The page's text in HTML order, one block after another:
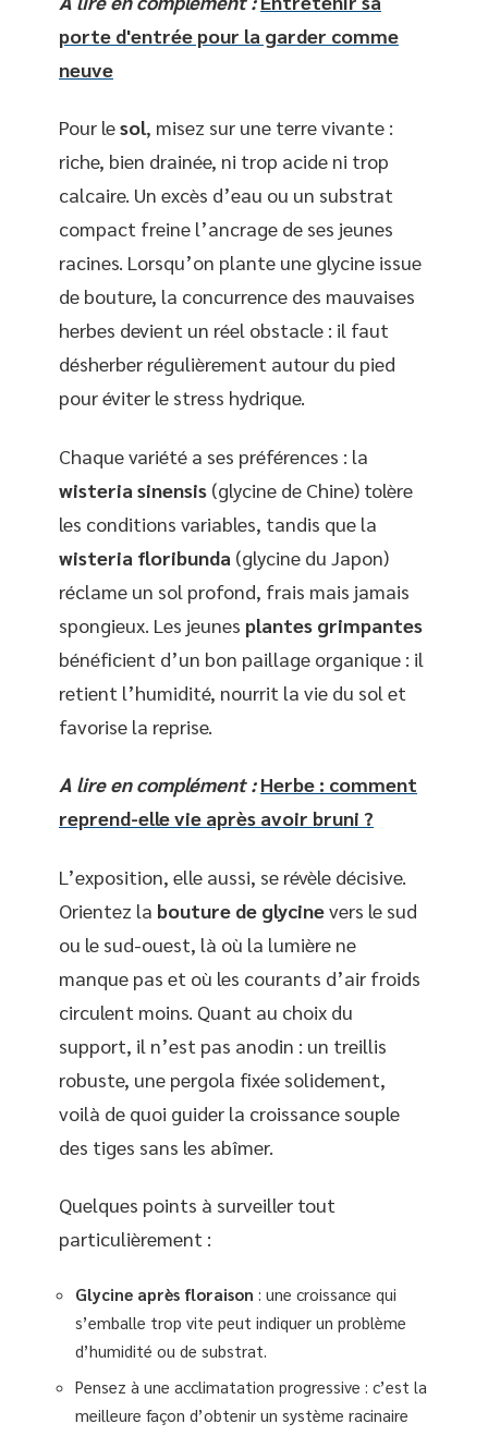
porte d'entrée pour la garder comme
neuve
Pour lesol, misez sur une terre vivante :
riche, bien drainée, ni trop acide ni trop
calcaire. Un excès d’eau ou un substrat
compact freine l’ancrage de ses jeunes
racines. Lorsqu’on plante une glycine issue
de bouture, la concurrence des mauvaises
herbes devient un réel obstacle : il faut
désherber régulièrement autour du pied
pour éviter le stress hydrique.
Chaque variété a ses préférences : la
wisteria sinensis (glycine de Chine) tolère
les conditions variables, tandis que la
wisteria floribunda (glycine du Japon)
réclame un sol profond, frais mais jamais
spongieux. Les jeunes plantes grimpantes
bénéficient d’un bon paillage organique : il
retient l’humidité, nourrit la vie du sol et
favorise la reprise.
A lire en complément : Herbe : comment
reprend-elle vie après avoir bruni ?
L’exposition, elle aussi, se révèle décisive.
Orientez la bouture de glycinevers le sud
ou le sud-ouest, là où la lumière ne
manque pas et où les courants d’air froids
circulent moins. Quant au choix du
support, il n’est pas anodin : un treillis
robuste, une pergola fixée solidement,
voilà de quoi guider la croissance souple
des tiges sans les abîmer.
Quelques points à surveiller tout
particulièrement :
Glycine après floraison : une croissance qui
s’emballe trop vite peut indiquer un problème
d’humidité ou de substrat.
Pensez à une acclimatation progressive : c’est la
meilleure façon d’obtenir un système racinaire